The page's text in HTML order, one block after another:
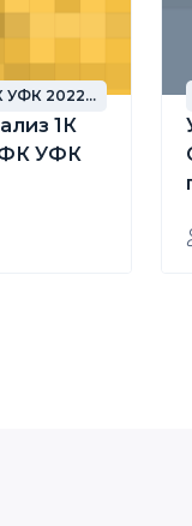
УФК 2022
1К
УФК